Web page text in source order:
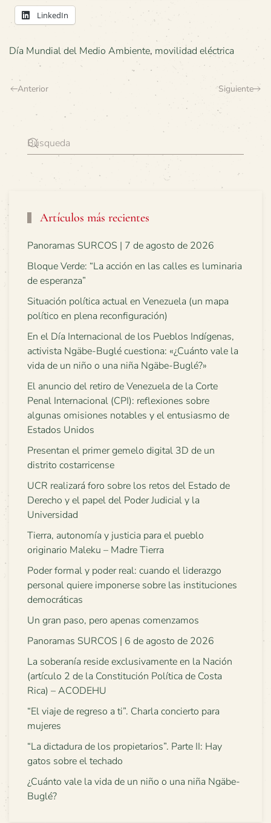
LinkedIn
Día Mundial del Medio Ambiente, movilidad eléctrica
Anterior Siguiente
Artículos más recientes
Panoramas SURCOS | 7 de agosto de 2026
Bloque Verde: “La acción en las calles es luminaria
de esperanza”
Situación política actual en Venezuela (un mapa
político en plena reconfiguración)
En el Día Internacional de los Pueblos Indígenas,
activista Ngäbe-Buglé cuestiona: «¿Cuánto vale la
vida de un niño o una niña Ngäbe-Buglé?»
El anuncio del retiro de Venezuela de la Corte
Penal Internacional (CPI): reflexiones sobre
algunas omisiones notables y el entusiasmo de
Estados Unidos
Presentan el primer gemelo digital 3D de un
distrito costarricense
UCR realizará foro sobre los retos del Estado de
Derecho y el papel del Poder Judicial y la
Universidad
Tierra, autonomía y justicia para el pueblo
originario Maleku – Madre Tierra
Poder formal y poder real: cuando el liderazgo
personal quiere imponerse sobre las instituciones
democráticas
Un gran paso, pero apenas comenzamos
Panoramas SURCOS | 6 de agosto de 2026
La soberanía reside exclusivamente en la Nación
(artículo 2 de la Constitución Política de Costa
Rica) – ACODEHU
“El viaje de regreso a ti”. Charla concierto para
mujeres
“La dictadura de los propietarios”. Parte II: Hay
gatos sobre el techado
¿Cuánto vale la vida de un niño o una niña Ngäbe-
Buglé?